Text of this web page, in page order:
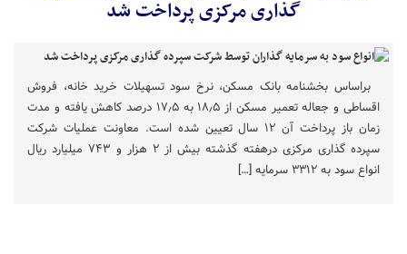
گذاری مرکزی پرداخت شد
براساس بخشنامه بانک مسکن، نرخ سود تسهیلات خرید خانه، فروش
اقساطی و جعاله تعمیر مسکن از ۱۸٫۵ به ۱۷٫۵ درصد کاهش یافته و مدت
زمان باز پرداخت آن ۱۲ سال تعیین شده است. معاونت عملیات شرکت
سپرده گذاری مرکزی درهفته گذشته بیش از ۲ هزار و ۷۴۳ میلیارد ریال
انواع سود به ۳۳۱۲ سرمایه […]